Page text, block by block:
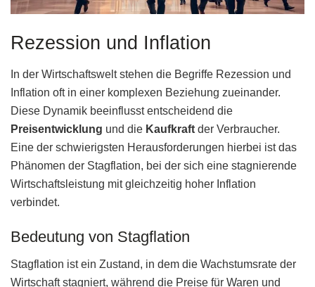
Rezession und Inflation
In der Wirtschaftswelt stehen die Begriffe Rezession und
Inflation oft in einer komplexen Beziehung zueinander.
Diese Dynamik beeinflusst entscheidend die
Preisentwicklung und die Kaufkraft der Verbraucher.
Eine der schwierigsten Herausforderungen hierbei ist das
Phänomen der Stagflation, bei der sich eine stagnierende
Wirtschaftsleistung mit gleichzeitig hoher Inflation
verbindet.
Bedeutung von Stagflation
Stagflation ist ein Zustand, in dem die Wachstumsrate der
Wirtschaft stagniert, während die Preise für Waren und